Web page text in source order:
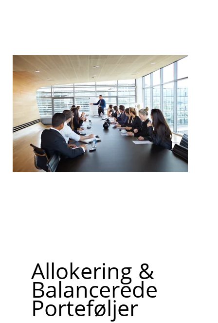
Allokering &
Balancerede
Porteføljer